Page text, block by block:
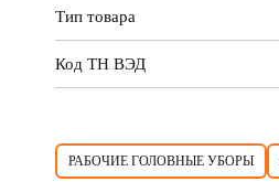
Тип товара
Код ТН ВЭД
РАБОЧИЕ ГОЛОВНЫЕ УБОРЫ